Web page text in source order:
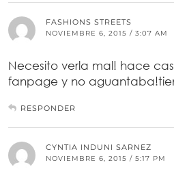
FASHIONS STREETS
NOVIEMBRE 6, 2015 / 3:07 AM
Necesito verla mal! hace
fanpage y no
RESPONDER
CYNTIA INDUNI SARNEZ
NOVIEMBRE 6, 2015 / 5:17 PM